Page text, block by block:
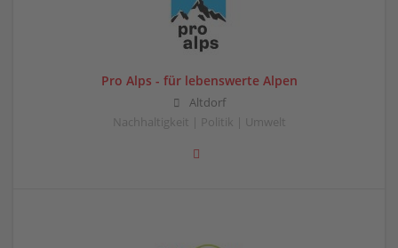
Pro Alps - für lebenswerte Alpen
Altdorf
Nachhaltigkeit | Politik | Umwelt